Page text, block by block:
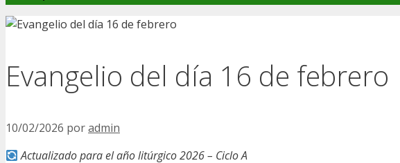
Evangelio del día 16 de febrero
10/02/2026 poradmin
Actualizado para el año litúrgico 2026 – Ciclo A